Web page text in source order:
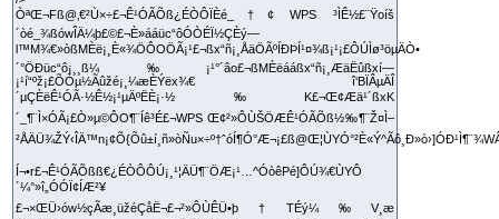
ÒªŒ¬Fß@‚€²Ù×÷£¬Ê¹ÓÃÕß¿ÉÒÔÏÈé_†¢ WPS ³ÌÊ½£¨Ÿoíš
´òé_¾ßówÎÄ¼þ£©£¬È»ááüc“ôÓÒÉÏ½ÇÈý—
l™M¾€»òßMÈë¡¸È«¾ÖÔOÖÃ¡¹£¬ßx“ñ¡¸ÅäÖÃºÍÐÞÍ¹¤¾ß¡¹¡£ÔÚÌø³öµÄÒ•
´°ÖÐüc“ô¡¸¸ß¼‰¡¹°´âo£¬ßMÈëááßx“ñ¡¸ÆäËûßxí—
¡¹í“ºž¡£ÕÒµ½Ãûžé¡¸¼æÈÝëx¾€ î‘BÏÂµÄÎ
´µÇÈëÊ¹ÓÃ·½Ê½¡¹µÄºËÈ¡·½‰K£¬Œ¢Æä¹´ßxK
´_¶¨Ì×ÓÃ¡£Ò»µ©ÔO¶¨Íê³É£¬WPS Œ¢²»ÔÙŠÖÆÊ¹ÓÃÕß½‰¶¨Ž¤Ì–
Í¬•r£¬Ê¹ÓÃÕßß€¿ÉÒÔÔÚ¡¸¹¦ÄÜ¶¨ÖÆ¡¹…^ÓòêPé]ÔÚ¾€ÙYÔ
´¼°»î„ÓÓÏ¢ÍÆ²¥
£¬×ŒÜ›ów½çÃæ¸üžéÇåË¬£¬²»ÔÙÊÜ•þ†TÉý¼‰V¸æ